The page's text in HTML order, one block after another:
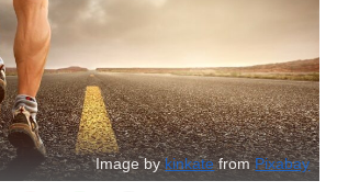
Image bykinkatefromPixabay